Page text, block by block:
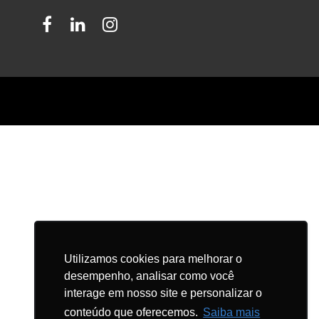
Utilizamos cookies para melhorar o
desempenho, analisar como você
interage em nosso site e personalizar o
conteúdo que oferecemos. Saiba mais
Facebook
LinkedInInstagram